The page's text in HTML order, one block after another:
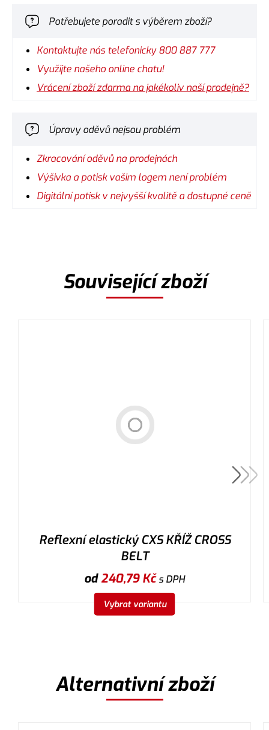
Potřebujete poradit s výběrem zboží?
Kontaktujte nás telefonicky 800 887 777
Využijte našeho online chatu!
Vrácení zboží zdarma na jakékoliv naší prodejně?
Úpravy oděvů nejsou problém
Zkracování oděvů na prodejnách
Výšivka a potisk vašim logem není problém
Digitální potisk v nejvyšší kvalitě a dostupné ceně
Související zboží
Reflexní elastický CXS KŘÍŽ CROSS
BELT
od240,79Kčs DPH
Vybrat variantu
Alternativní zboží